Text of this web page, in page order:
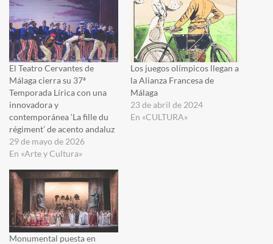
El Teatro Cervantes de
Málaga cierra su 37ª
Temporada Lírica con una
innovadora y
contemporánea ‘La fille du
régiment’ de acento andaluz
29 de mayo de 2026
En «Arte y Cultura»
Los juegos olímpicos llegan a
la Alianza Francesa de
Málaga
23 de abril de 2024
En «CULTURA»
Monumental puesta en